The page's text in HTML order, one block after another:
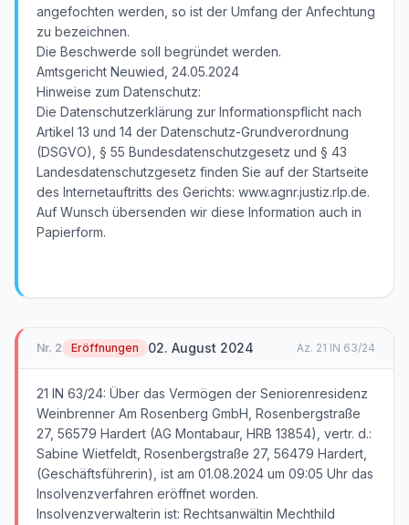
angefochten werden, so ist der Umfang der Anfechtung
zu bezeichnen.
Die Beschwerde soll begründet werden.
Amtsgericht Neuwied, 24.05.2024
Hinweise zum Datenschutz:
Die Datenschutzerklärung zur Informationspflicht nach
Artikel 13 und 14 der Datenschutz-Grundverordnung
(DSGVO), § 55 Bundesdatenschutzgesetz und § 43
Landesdatenschutzgesetz finden Sie auf der Startseite
des Internetauftritts des Gerichts: www.agnr.justiz.rlp.de.
Auf Wunsch übersenden wir diese Information auch in
Papierform.
Nr. 2 Eröffnungen 02. August 2024 Az. 21 IN 63/24
21 IN 63/24: Über das Vermögen der Seniorenresidenz
Weinbrenner Am Rosenberg GmbH, Rosenbergstraße
27, 56579 Hardert (AG Montabaur, HRB 13854), vertr. d.:
Sabine Wietfeldt, Rosenbergstraße 27, 56479 Hardert,
(Geschäftsführerin), ist am 01.08.2024 um 09:05 Uhr das
Insolvenzverfahren eröffnet worden.
Insolvenzverwalterin ist: Rechtsanwältin Mechthild